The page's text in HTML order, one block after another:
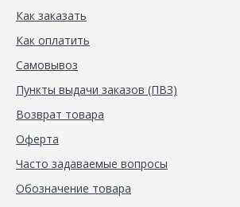
Как заказать
Как оплатить
Самовывоз
Пункты выдачи заказов (ПВЗ)
Возврат товара
Оферта
Часто задаваемые вопросы
Обозначение товара